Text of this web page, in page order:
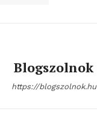
Blogszolnok
https://blogszolnok.hu